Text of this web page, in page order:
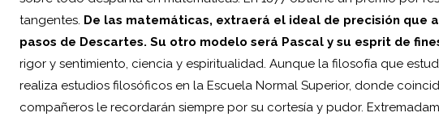
tangentes. De las matemáticas, extraerá el ideal de precisión que
pasos de Descartes. Su otro modelo será Pascal y su esprit de
rigor y sentimiento, ciencia y espiritualidad. Aunque la filosofía que
realiza estudios filosóficos en la Escuela Normal Superior, donde
compañeros le recordarán siempre por su cortesía y pudor.